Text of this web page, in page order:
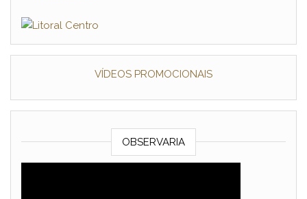
VÍDEOS PROMOCIONAIS
OBSERVARIA